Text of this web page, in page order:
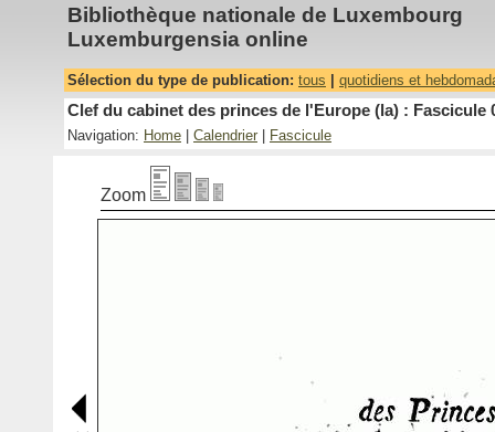
Bibliothèque nationale de Luxembourg
Luxemburgensia online
Sélection du type de publication: tous quotidiens et
Clef du cabinet des princes de l'Europe (la) : Fascicule
Navigation: Home Calendrier Fascicule
Zoom